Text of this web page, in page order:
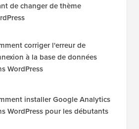
de changer de thème
corriger l'erreur de
à la base de données
WordPress
installer Google Analytics
WordPress pour les débutants